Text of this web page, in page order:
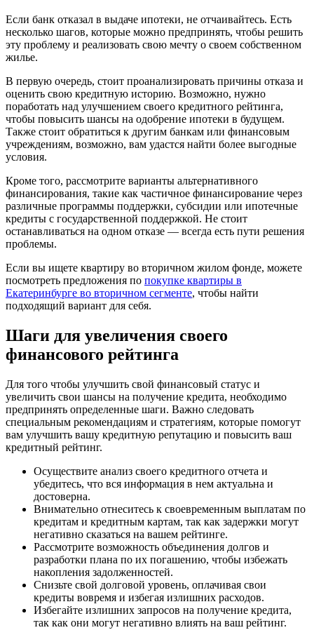
Если банк отказал в выдаче ипотеки, не отчаивайтесь. Есть
несколько шагов, которые можно предпринять, чтобы решить
эту проблему и реализовать свою мечту о своем собственном
жилье.
В первую очередь, стоит проанализировать причины отказа и
оценить свою кредитную историю. Возможно, нужно
поработать над улучшением своего кредитного рейтинга,
чтобы повысить шансы на одобрение ипотеки в будущем.
Также стоит обратиться к другим банкам или финансовым
учреждениям, возможно, вам удастся найти более выгодные
условия.
Кроме того, рассмотрите варианты альтернативного
финансирования, такие как частичное финансирование через
различные программы поддержки, субсидии или ипотечные
кредиты с государственной поддержкой. Не стоит
останавливаться на одном отказе — всегда есть пути решения
проблемы.
Если вы ищете квартиру во вторичном жилом фонде, можете
посмотреть предложения по покупке квартиры в
Екатеринбурге во вторичном сегменте, чтобы найти
подходящий вариант для себя.
Шаги для увеличения своего
финансового рейтинга
Для того чтобы улучшить свой финансовый статус и
увеличить свои шансы на получение кредита, необходимо
предпринять определенные шаги. Важно следовать
специальным рекомендациям и стратегиям, которые помогут
вам улучшить вашу кредитную репутацию и повысить ваш
кредитный рейтинг.
Осуществите анализ своего кредитного отчета и
убедитесь, что вся информация в нем актуальна и
достоверна.
Внимательно отнеситесь к своевременным выплатам по
кредитам и кредитным картам, так как задержки могут
негативно сказаться на вашем рейтинге.
Рассмотрите возможность объединения долгов и
разработки плана по их погашению, чтобы избежать
накопления задолженностей.
Снизьте свой долговой уровень, оплачивая свои
кредиты вовремя и избегая излишних расходов.
Избегайте излишних запросов на получение кредита,
так как они могут негативно влиять на ваш рейтинг.